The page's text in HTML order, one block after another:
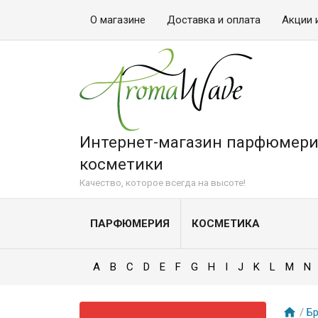
О магазине Доставка и оплата Акции
Интернет-магазин
косметики
Качество, которое всегда на высоте!
ПАРФЮМЕРИЯ КОСМЕТИКА
A B C D E F G H I J K L M N
/